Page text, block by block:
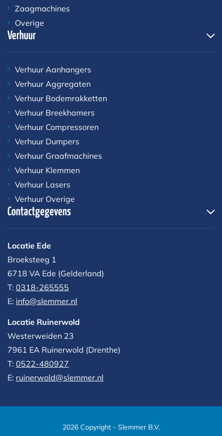
Zaagmachines
Overige
Verhuur
Verhuur Aanhangers
Verhuur Aggregaten
Verhuur Bodemrakketten
Verhuur Breekhamers
Verhuur Compressoren
Verhuur Dumpers
Verhuur Graafmachines
Verhuur Klemmen
Verhuur Lasers
Verhuur Overige
Contactgegevens
Locatie Ede
Broeksteeg 1
6718 VA Ede (Gelderland)
T: 0318-265555
E: info@slemmer.nl
Locatie Ruinerwold
Westerweiden 23
7961 EA Ruinerwold (Drenthe)
T: 0522-480927‬
E: ruinerwold@slemmer.nl
2026 Copyright - Slemmer B.V.